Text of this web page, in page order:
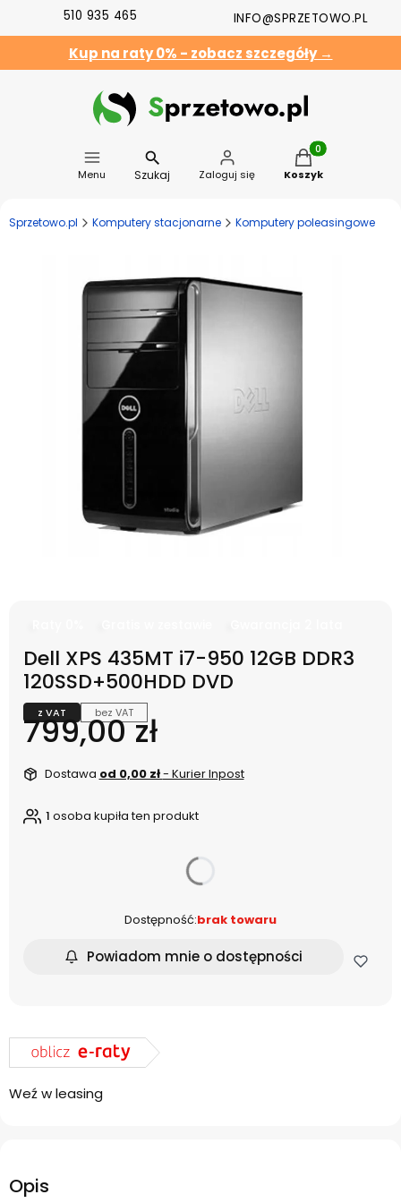
510 935 465 INFO@SPRZETOWO.PL
Kup na raty 0% - zobacz szczegóły →
Menu Szukaj Zaloguj się
Produkty w
Koszyk
Sprzetowo.pl Komputery stacjonarne Komputery poleasingowe
Dell XPS 435MT i7-950 12GB DDR3
120SSD+500HDD DVD
z VAT bez VAT
Cena
799,00 zł
Dostawa od 0,00 zł- Kurier Inpost
1 osoba kupiła ten produkt
Dostępność:brak towaru
Powiadom mnie o dostępności
Weź w leasing
Opis